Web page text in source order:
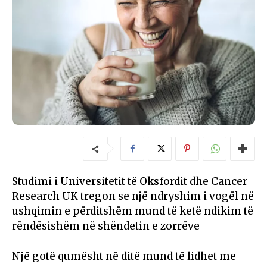
Studimi i Universitetit të Oksfordit dhe Cancer
Research UK tregon se një ndryshim i vogël në
ushqimin e përditshëm mund të ketë ndikim të
rëndësishëm në shëndetin e zorrëve
Një gotë qumësht në ditë mund të lidhet me